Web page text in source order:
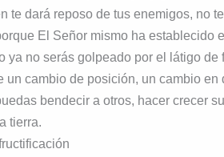
te dará reposo de tus enemigos, no
El Señor mismo ha establecido
ya no serás golpeado por el látigo
un cambio de posición, un cambio
bendecir a otros, hacer crecer
tierra.